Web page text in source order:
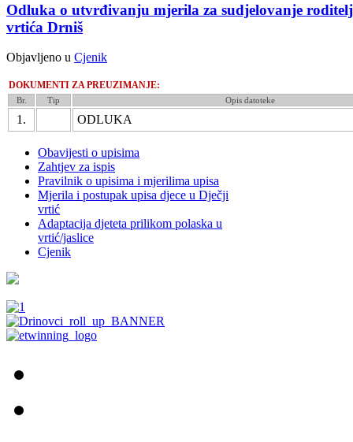
Odluka o utvrđivanju mjerila za sudjelovanje
vrtića Drniš
Objavljeno u Cjenik
DOKUMENTI ZA PREUZIMANJE:
Br. Tip Opis datoteke
1. ODLUKA
Obavijesti o upisima
Zahtjev za ispis
Pravilnik o upisima i mjerilima upisa
Mjerila i postupak upisa djece u Dječji
vrtić
Adaptacija djeteta prilikom polaska u
vrtić/jaslice
Cjenik